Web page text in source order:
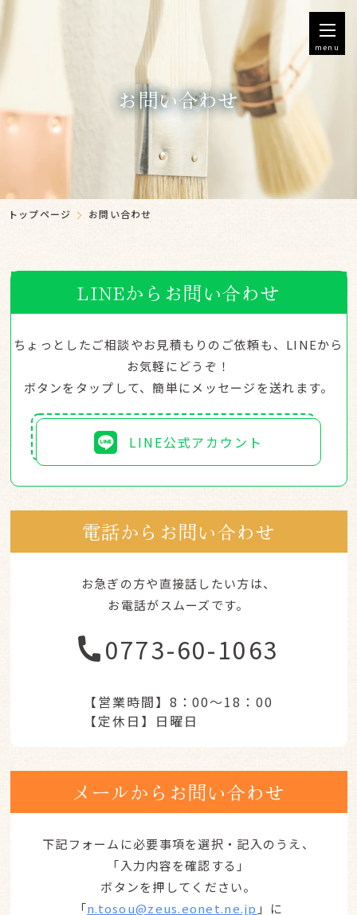
menu
お問い合わせ
トップページ お問い合わせ
LINEからお問い合わせ
ちょっとしたご相談やお見積もりのご依頼も、LINEから
お気軽にどうぞ！
ボタンをタップして、簡単にメッセージを送れます。
LINE公式アカウント
電話からお問い合わせ
お急ぎの方や直接話したい方は、
お電話がスムーズです。
0773-60-1063
【営業時間】 8：00～18：00
【定休日】 日曜日
メールからお問い合わせ
下記フォームに必要事項を選択・記入のうえ、
「入力内容を確認する」
ボタンを押してください。
「n.tosou@zeus.eonet.ne.jp 」に